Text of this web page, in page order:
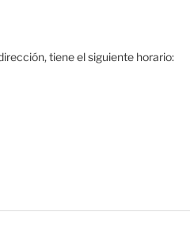
tiene el siguiente horario: